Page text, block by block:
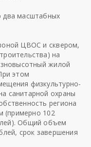
два масштабных
ЦВОС и сквером,
на
жилой
этом
физкультурно-
санитарной охраны
региона
(примерно 102
Общий объем
срок завершения